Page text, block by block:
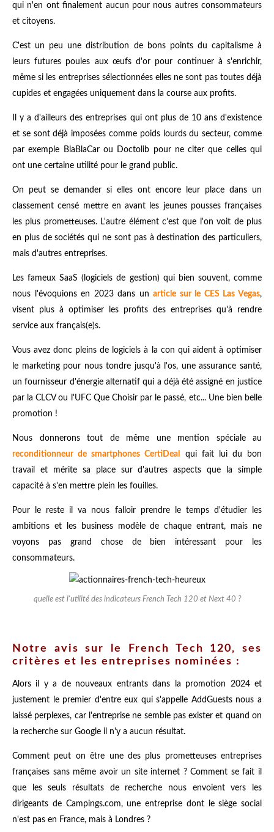
qui n'en ont finalement aucun pour nous autres consommateurs
et citoyens.
C'est un peu une distribution de bons points du capitalisme à
leurs futures poules aux œufs d'or pour continuer à s'enrichir,
même si les entreprises sélectionnées elles ne sont pas toutes déjà
cupides et engagées uniquement dans la course aux profits.
Il y a d'ailleurs des entreprises qui ont plus de 10 ans d'existence
et se sont déjà imposées comme poids lourds du secteur, comme
par exemple BlaBlaCar ou Doctolib pour ne citer que celles qui
ont une certaine utilité pour le grand public.
On peut se demander si elles ont encore leur place dans un
classement censé mettre en avant les jeunes pousses françaises
les plus prometteuses. L'autre élément c'est que l'on voit de plus
en plus de sociétés qui ne sont pas à destination des particuliers,
mais d'autres entreprises.
Les fameux SaaS (logiciels de gestion) qui bien souvent, comme
nous l'évoquions en 2023 dans unarticle sur le CES Las Vegas,
visent plus à optimiser les profits des entreprises qu'à rendre
service aux français(e)s.
Vous avez donc pleins de logiciels à la con qui aident à optimiser
le marketing pour nous tondre jusqu'à l'os, une assurance santé,
un fournisseur d'énergie alternatif qui a déjà été assigné en justice
par la CLCV ou l'UFC Que Choisir par le passé, etc... Une bien belle
promotion !
Nous donnerons tout de même une mention spéciale au
reconditionneur de smartphones CertiDeal
qui fait lui du bon
travail et mérite sa place sur d'autres aspects que la simple
capacité à s'en mettre plein les fouilles.
Pour le reste il va nous falloir prendre le temps d'étudier les
ambitions et les business modèle de chaque entrant, mais ne
voyons pas grand chose de bien intéressant pour les
consommateurs.
quelle est l'utilité des indicateurs French Tech 120 et Next 40 ?
Notre avis sur le French Tech 120, ses
critères et les entreprises nominées :
Alors il y a de nouveaux entrants dans la promotion 2024 et
justement le premier d'entre eux qui s'appelle AddGuests nous a
laissé perplexes, car l'entreprise ne semble pas exister et quand on
la recherche sur Google il n'y a aucun résultat.
Comment peut on être une des plus prometteuses entreprises
françaises sans même avoir un site internet ? Comment se fait il
que les seuls résultats de recherche nous envoient vers les
dirigeants de Campings.com, une entreprise dont le siège social
n'est pas en France, mais à Londres ?